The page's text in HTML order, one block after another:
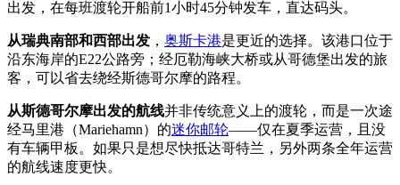
出发，在每班渡轮开船前1小时45分钟发车，直达码头。
从瑞典南部和西部出发 ， 奥斯卡港是更近的选择。该港口位于
沿东海岸的E22公路旁；经厄勒海峡大桥或从哥德堡出发的旅
客，可以省去绕经斯德哥尔摩的路程。
从斯德哥尔摩出发的航线并非传统意义上的渡轮，而是一次途
经马里港（Mariehamn）的迷你邮轮——仅在夏季运营，且没
有车辆甲板。如果只是想尽快抵达哥特兰，另外两条全年运营
的航线速度更快。